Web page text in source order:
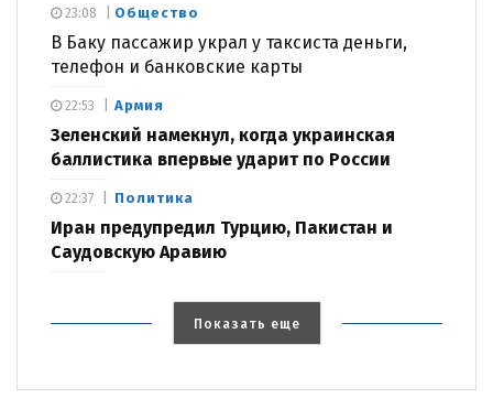
Общество
В Баку пассажир украл у таксиста деньги,
телефон и банковские карты
23:08
Армия
Зеленский намекнул, когда украинская
баллистика впервые ударит по России
22:53
Политика
Иран предупредил Турцию, Пакистан и
Саудовскую Аравию
22:37
Показать еще